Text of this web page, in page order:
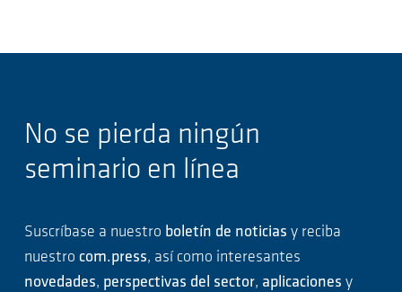
No se pierda ningún
seminario en línea
Suscríbase a nuestro boletín de noticias y reciba
nuestro com.press, así como interesantes
novedades, perspectivas del sector, aplicaciones y